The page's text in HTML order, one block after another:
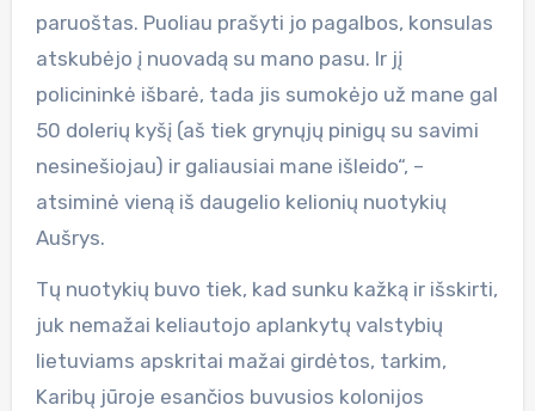
paruoštas. Puoliau prašyti jo pagalbos, konsulas
atskubėjo į nuovadą su mano pasu. Ir jį
policininkė išbarė, tada jis sumokėjo už mane gal
50 dolerių kyšį (aš tiek grynųjų pinigų su savimi
nesinešiojau) ir galiausiai mane išleido“, –
atsiminė vieną iš daugelio kelionių nuotykių
Aušrys.
Tų nuotykių buvo tiek, kad sunku kažką ir išskirti,
juk nemažai keliautojo aplankytų valstybių
lietuviams apskritai mažai girdėtos, tarkim,
Karibų jūroje esančios buvusios kolonijos